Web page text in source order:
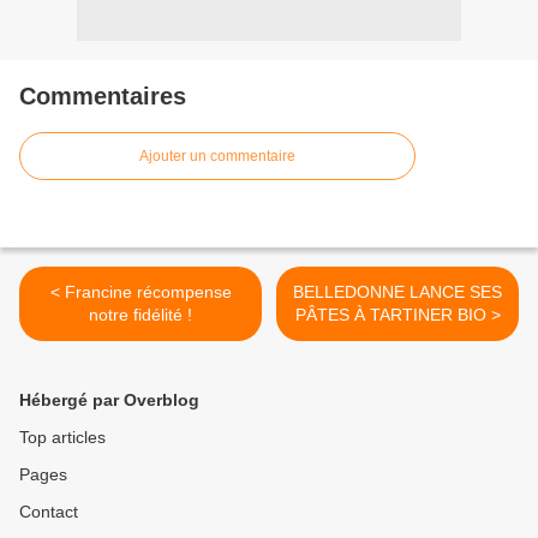
Commentaires
Ajouter un commentaire
< Francine récompense
notre fidélité !
BELLEDONNE LANCE SES
PÂTES À TARTINER BIO >
Hébergé par Overblog
Top articles
Pages
Contact